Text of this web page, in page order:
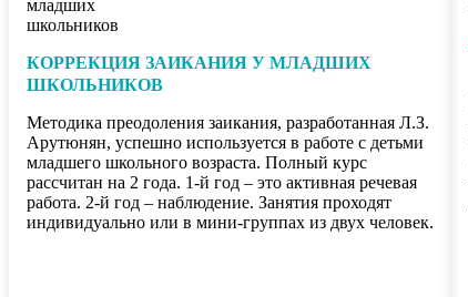
КОРРЕКЦИЯ ЗАИКАНИЯ У МЛАДШИХ
ШКОЛЬНИКОВ
Методика преодоления заикания, разработанная Л.З.
Арутюнян, успешно используется в работе с детьми
младшего школьного возраста. Полный курс
рассчитан на 2 года. 1-й год – это активная речевая
работа. 2-й год – наблюдение. Занятия проходят
индивидуально или в мини-группах из двух человек.